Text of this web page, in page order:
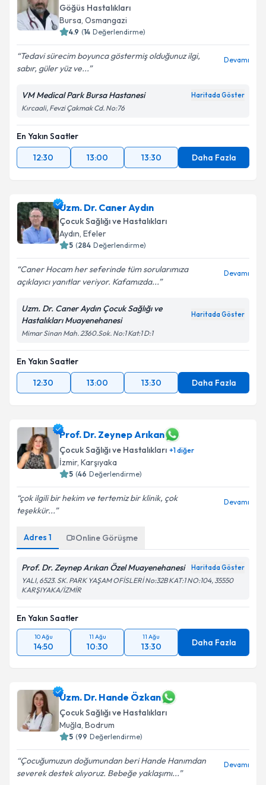
bilgilendireceğiz.
E-posta Adresiniz
Metni 'ni okudum ve kişisel verilerimin belirtilen
kapsamda işlenmesini kabul ediyorum.
Takvim Talebini Gönder
Göğüs Hastalıkları
Bursa, Osmangazi
4.9 (14 Değerlendirme)
Tedavi sürecim boyunca göstermiş olduğunuz ilgi,
sabır, güler yüz ve...
Devamı
VM Medical Park Bursa Hastanesi Haritada Göster
Kırcaali, Fevzi Çakmak Cd. No:76
En Yakın Saatler
12:30
13:00 13:30 Daha Fazla
Uzm. Dr. Caner Aydın
Çocuk Sağlığı ve Hastalıkları
Aydın, Efeler
5 (284 Değerlendirme)
Caner Hocam her seferinde tüm sorularımıza
açıklayıcı yanıtlar veriyor. Kafamızda...
Devamı
Uzm. Dr. Caner Aydın Çocuk Sağlığı ve
Hastalıkları Muayenehanesi
Haritada Göster
Mimar Sinan Mah. 2360.Sok. No:1 Kat:1 D:1
En Yakın Saatler
12:30
13:00 13:30 Daha Fazla
Prof. Dr. Zeynep Arıkan
Çocuk Sağlığı ve Hastalıkları +1diğer
İzmir, Karşıyaka
5 (46 Değerlendirme)
çok ilgili bir hekim ve tertemiz bir klinik, çok
teşekkür...
Devamı
Adres 1 Online Görüşme
Prof. Dr. Zeynep Arıkan Özel Muayenehanesi Haritada Göster
YALI, 6523. SK. PARK YAŞAM OFİSLERİ No:32B KAT:1 NO:104, 35550
KARŞIYAKA/İZMİR
En Yakın Saatler
10 Ağu
14:50
11 Ağu
10:30
11 Ağu
13:30 Daha Fazla
Uzm. Dr. Hande Özkan
Çocuk Sağlığı ve Hastalıkları
Muğla, Bodrum
5 (99 Değerlendirme)
Çocuğumuzun doğumundan beri Hande Hanımdan
severek destek alıyoruz. Bebeğe yaklaşımı...
Devamı